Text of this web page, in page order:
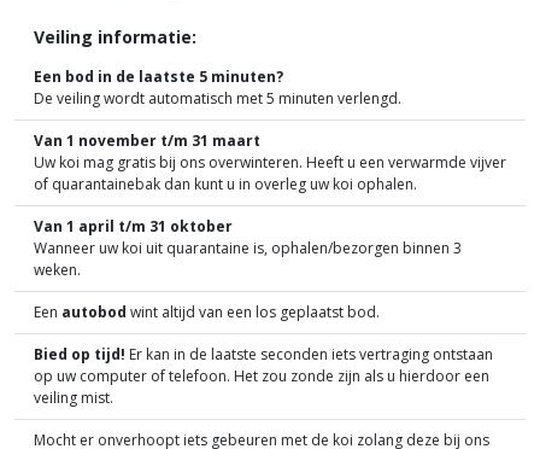
Veiling informatie:
Een bod in de laatste 5 minuten?
De veiling wordt automatisch met 5 minuten verlengd.
Van 1 november t/m 31 maart
Uw koi mag gratis bij ons overwinteren. Heeft u een verwarmde vijver
of quarantainebak dan kunt u in overleg uw koi ophalen.
Van 1 april t/m 31 oktober
Wanneer uw koi uit quarantaine is, ophalen/bezorgen binnen 3
weken.
Een autobod wint altijd van een los geplaatst bod.
Bied op tijd! Er kan in de laatste seconden iets vertraging ontstaan
op uw computer of telefoon. Het zou zonde zijn als u hierdoor een
veiling mist.
Mocht er onverhoopt iets gebeuren met de koi zolang deze bij ons